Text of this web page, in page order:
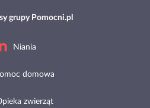
grupy Pomocni.pl
Niania
domowa
zwierząt